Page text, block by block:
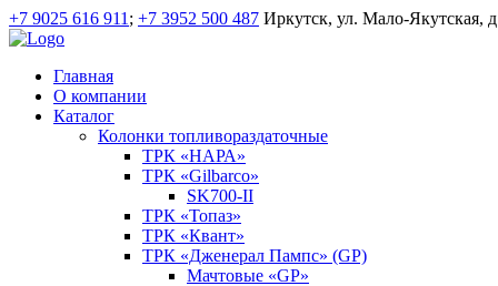
+7 9025 616 911 ; +7 3952 500 487 Иркутск, ул. Мало-Якутская,
Главная
О компании
Каталог
Колонки топливораздаточные
ТРК «НАРА»
ТРК «Gilbarco»
SK700-II
ТРК «Топаз»
ТРК «Квант»
ТРК «Дженерал Пампс» (GP)
Мачтовые «GP»